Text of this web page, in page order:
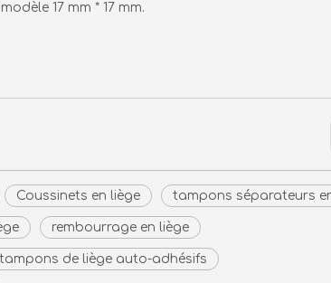
17 mm * 17 mm.
Coussinets en liège tampons séparateurs
rembourrage en liège
tampons de liège auto-adhésifs